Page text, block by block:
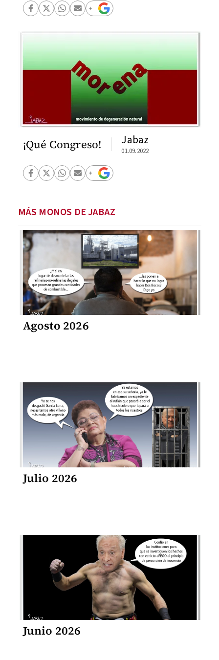
¡Qué Congreso! Jabaz
01.09.2022
MÁS MONOS DE JABAZ
Agosto 2026
Julio 2026
Junio 2026